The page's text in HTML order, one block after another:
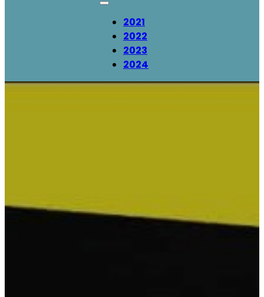
2021
2022
2023
2024